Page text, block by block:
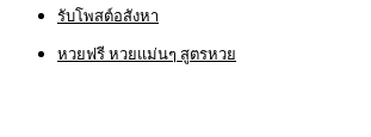
รับโพสต์อสังหา
หวยฟรี หวยแม่นๆ สูตรหวย